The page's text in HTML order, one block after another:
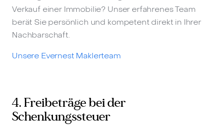
Verkauf einer Immobilie? Unser erfahrenes Team
berät Sie persönlich und kompetent direkt in Ihrer
Nachbarschaft.
Unsere Evernest Maklerteam
4. Freibeträge bei der
Schenkungssteuer